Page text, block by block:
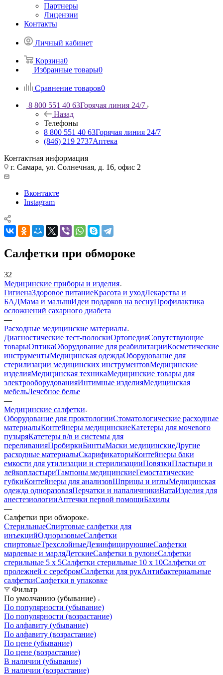
Партнеры
Лицензии
Контакты
Личный кабинет
Корзина0
Избранные товары0
Сравнение товаров0
8 800 551 40 63Горячая линия 24/7
Назад
Телефоны
8 800 551 40 63Горячая линия 24/7
(846) 219 2737Аптека
Контактная информация
г. Самара, ул. Солнечная, д. 16, офис 2
Вконтакте
Instagram
Салфетки при обмороке
32
Медицинские приборы и изделия
ГигиенаЗдоровое питаниеКрасота и уходЛекарства и
БАДМама и малышИдеи подарков на веснуПрофилактика
осложнений сахарного диабета
—
Расходные медицинские материалы
Диагностические тест-полоскиОртопедияСопутствующие
товарыОптикаОборудование для реабилитацииКосметические
инструментыМедицинская одеждаОборудование для
стерилизации медицинских инструментовМедицинские
изделияМедицинская техникаМедицинские товары для
электрооборудованияИнтимные изделияМедицинская
мебельЛечебное белье
—
Медицинские салфетки
Оборудование для проктологииСтоматологические расходные
материалыКонтейнеры медицинскиеКатетеры для мочевого
пузыряКатетеры в/в и системы для
переливанияПробиркиБинтыМаски медицинскиеДругие
расходные материалыСкарификаторыКонтейнеры баки
емкости для утилизации и стерилизацииПовязкиПластыри и
лейкопластыриТампоны медицинскиеГемостатические
губкиКонтейнеры для анализовШприцы и иглыМедицинская
одежда одноразоваяПерчатки и напаличникиВатаИзделия для
анестезиологииАптечки первой помощиБахилы
—
Салфетки при обмороке
СтерильныеСпиртовые салфетки для
инъекцийОдноразовыеСалфетки
спиртовыеТрехслойныеДезинфицирующиеСалфетки
марлевые и марляДетскиеСалфетки в рулонеСалфетки
стерильные 5 х 5Салфетки стерильные 10 х 10Салфетки от
пролежней с серебромСалфетки для рукАнтибактериальные
салфеткиСалфетки в упаковке
Фильтр
По умолчанию (убывание)
По популярности (убывание)
По популярности (возрастание)
По алфавиту (убывание)
По алфавиту (возрастание)
По цене (убывание)
По цене (возрастание)
В наличии (убывание)
В наличии (возрастание)